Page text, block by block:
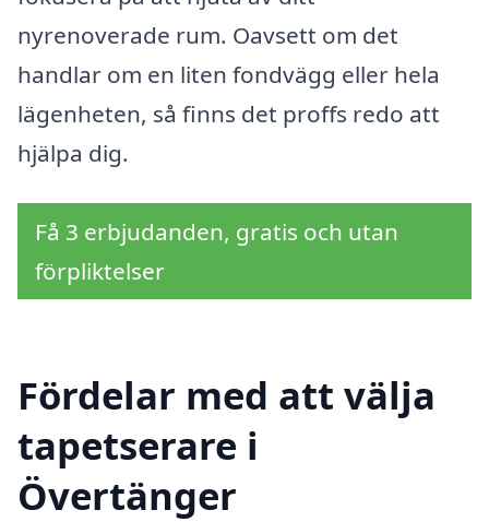
nyrenoverade rum. Oavsett om det
handlar om en liten fondvägg eller hela
lägenheten, så finns det proffs redo att
hjälpa dig.
Få 3 erbjudanden, gratis och utan
förpliktelser
Fördelar med att välja
tapetserare i
Övertänger